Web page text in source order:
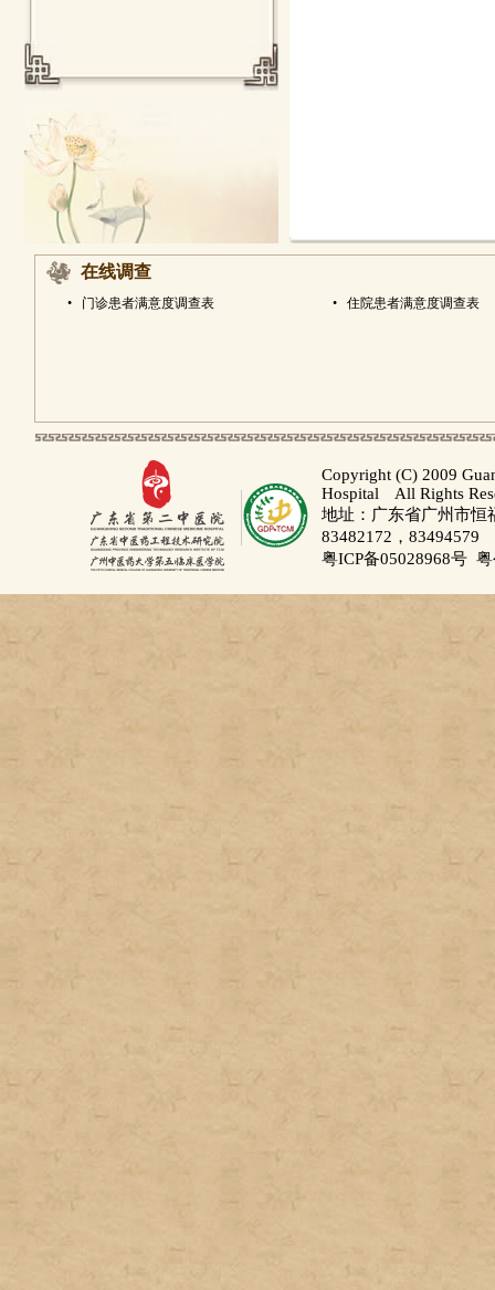
在线调查
• 门诊患者满意度调查表 • 住院患者满意度调查表
Copyright (C) 2009
Hospital All Rights
地址：广东省广州市
83482172，83494579
粤ICP备05028968号